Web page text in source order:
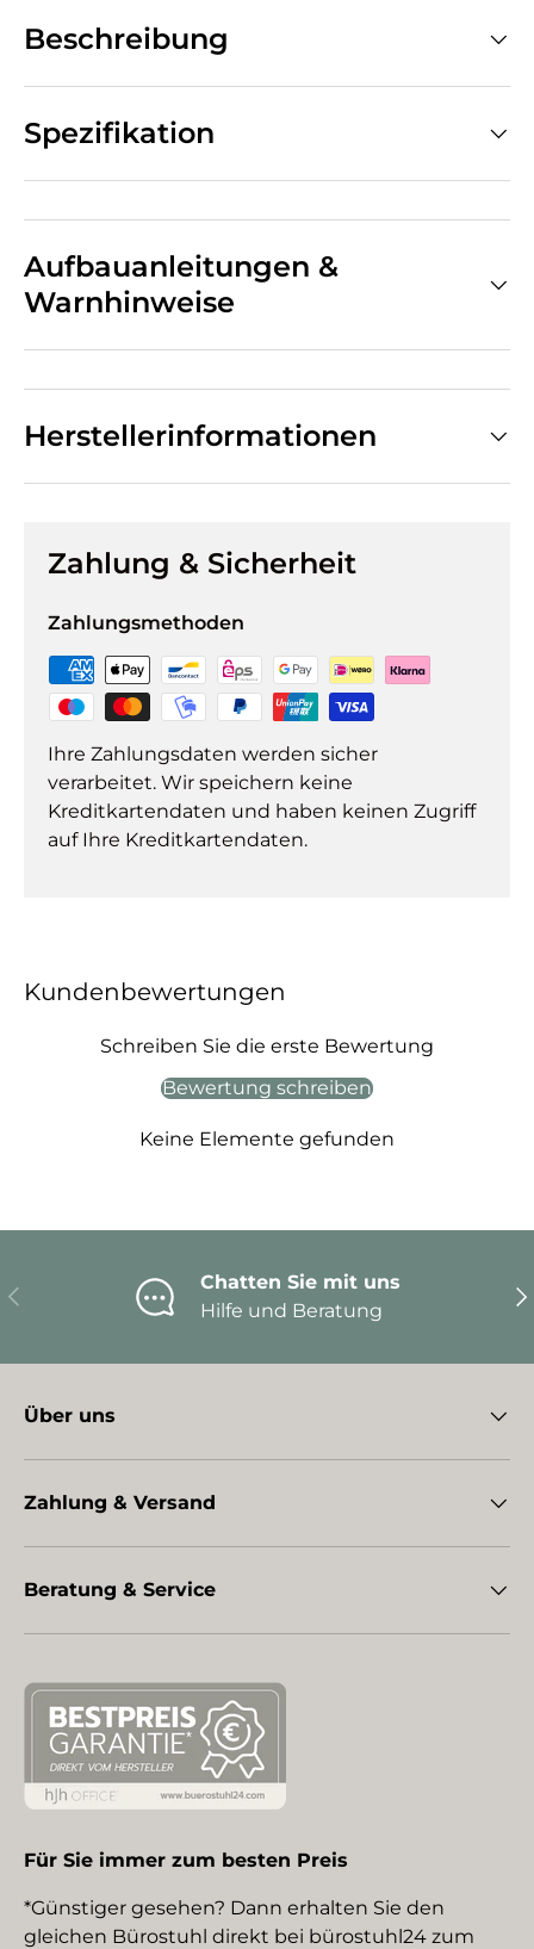
Beschreibung
Spezifikation
Aufbauanleitungen &
Warnhinweise
Herstellerinformationen
Zahlung & Sicherheit
Zahlungsmethoden
Ihre Zahlungsdaten werden sicher
verarbeitet. Wir speichern keine
Kreditkartendaten und haben keinen Zugriff
auf Ihre Kreditkartendaten.
Kundenbewertungen
Schreiben Sie die erste Bewertung
Bewertung schreiben
Keine Elemente gefunden
Vorherige
Chatten Sie mit uns
Hilfe und Beratung
Über uns
Zahlung & Versand
Beratung & Service
Für Sie immer zum besten Preis
*Günstiger gesehen? Dann erhalten Sie den
gleichen Bürostuhl direkt bei bürostuhl24 zum